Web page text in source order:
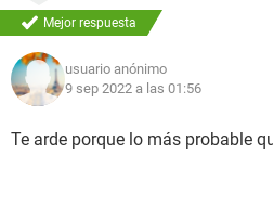
Mejor respuesta
usuario anónimo
9 sep 2022 a las 01:56
Te arde porque lo más probable